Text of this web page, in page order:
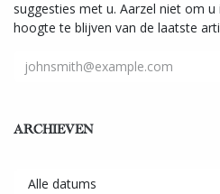
suggesties met u. Aarzel niet om
hoogte te blijven van de laatste
ARCHIEVEN